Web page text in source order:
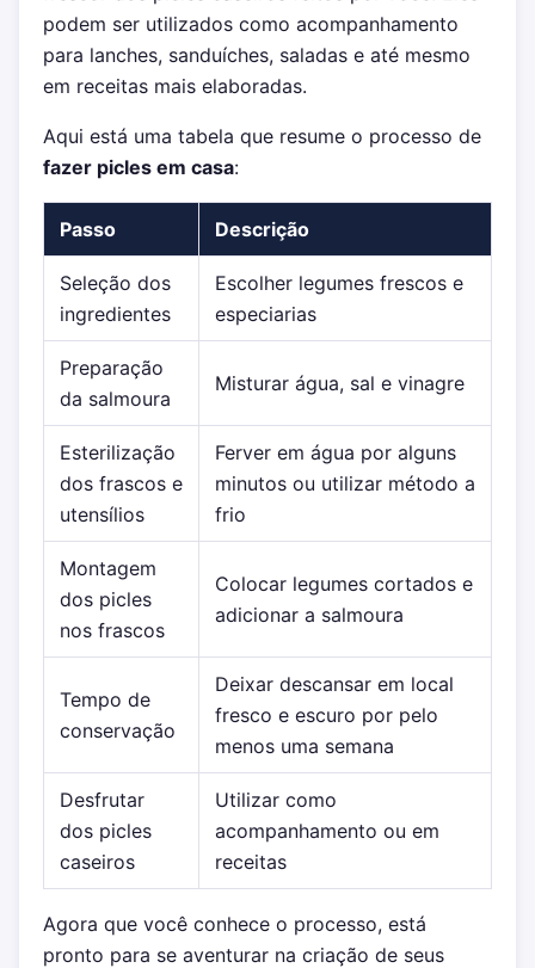
podem ser utilizados como acompanhamento
para lanches, sanduíches, saladas e até mesmo
em receitas mais elaboradas.
Aqui está uma tabela que resume o processo de
fazer picles em casa:
Passo Descrição
Seleção dos
ingredientes
Escolher legumes frescos e
especiarias
Preparação
da salmoura
Misturar água, sal e vinagre
Esterilização
dos frascos e
utensílios
Ferver em água por alguns
minutos ou utilizar método a
frio
Montagem
dos picles
nos frascos
Colocar legumes cortados e
adicionar a salmoura
Tempo de
conservação
Deixar descansar em local
fresco e escuro por pelo
menos uma semana
Desfrutar
dos picles
caseiros
Utilizar como
acompanhamento ou em
receitas
Agora que você conhece o processo, está
pronto para se aventurar na criação de seus